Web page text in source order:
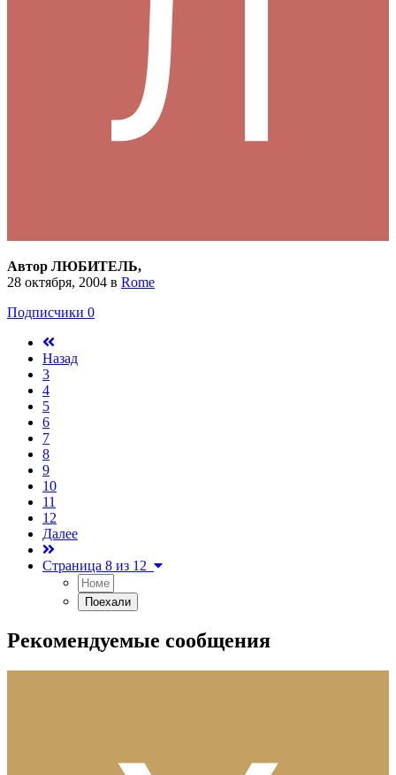
Автор ЛЮБИТЕЛЬ,
28 октября, 2004 в Rome
Подписчики 0
Назад
3
4
5
6
7
8
9
10
11
12
Далее
Страница 8 из 12
Рекомендуемые сообщения